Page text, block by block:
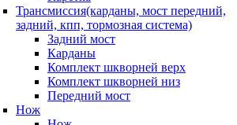
Трансмиссия(карданы, мост передний,
задний, кпп, тормозная система)
Задний мост
Карданы
Комплект шкворней верх
Комплект шкворней низ
Передний мост
Нож